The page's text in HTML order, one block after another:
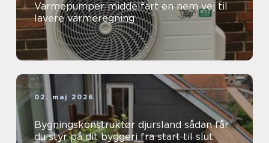
Varmepumper middelfart en nem vej til
lavere varmeregning
02. maj 2026
Bygningskonstruktør djursland sådan får
du styr på dit byggeri fra start til slut